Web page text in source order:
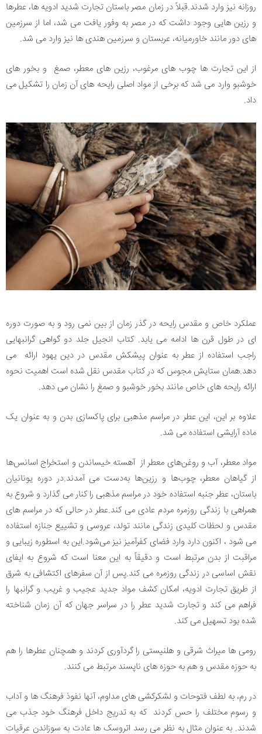
روزانه نیز وارد شدند.قبلاً در زمان مصر باستان تجارت شدید ادویه ها، عطرها
و رزین هایی وجود داشت که در مصر به وفور یافت می شد، اما از سرزمین
های دور مانند خاورمیانه، عربستان و سرزمین هندی ها نیز وارد می شد.
از این تجارت ها چوب های مرغوب، رزین های معطر، صمغ و بخور های
خوشبو وارد می شد که برخی از مواد اصلی رایحه های آن زمان را تشکیل می
داد.
عملکرد خاص و مقدس رایحه در گذر زمان از بین نمی رود و به صورت دوره
ای در طول قرن ها ادامه می یابد. کتاب انجیل جلد دو گواهی گرانبهایی
راجب استفاده از عطر به عنوان پیشکش مقدس در دین یهود ارائه می
دهد.همان ستایش مجوس که در کتاب مقدس نقل شده است اهمیت نحوه
ارائه رایحه های خاص مانند بخور خوشبو و صمغ را نشان می دهد.
علاوه بر این، این عطر در مراسم مذهبی برای پاکسازی بدن و به عنوان یک
ماده آرایشی استفاده می شد.
مواد معطر، آب و روغن‌های معطر از آهسته خیساندن و استخراج اسانس‌ها
از گیاهان معطر، چوب‌ها و رزین‌ها به‌دست می آمدند.در دوره یونانیان
باستان، عطر جنبه استفاده خود در مراسم مذهبی را کنار می گذارد و شروع به
همراهی با زندگی روزمره مردم عادی می کند.عطر در حالی که در مراسم های
مقدس و لحظات کلیدی زندگی مانند تولد، عروسی و تشییع جنازه استفاده
می شود ، اکنون دارد وارد فضای کفرآمیز نیز می‌شود.این به اسطوره زیبایی و
مراقبت از بدن مرتبط است و دقیقاً به این معنا است که شروع به ایفای
نقش اساسی در زندگی روزمره می کند.پس از آن سفرهای اکتشافی به شرق
از طریق تجارت ادویه، امکان کشف مواد جدید عجیب و غریب و گرانبها را
فراهم می کند و تجارت شدید عطر را در سراسر جهان که آن زمان شناخته
شده بود تسهیل می کند.
رومی ها میراث شرقی و هلنیستی را گردآوری کردند و همچنان عطرها را هم
به حوزه مقدس و هم به حوزه های ناپسند مرتبط می کنند.
در رم، به لطف فتوحات و لشکرکشی های مداوم، آنها نفوذ فرهنگ ها و آداب
و رسوم مختلف را حس کردند که به تدریج داخل فرهنگ خود جذب می
شدند. به عنوان مثال به نظر می رسد اتروسک ها عادت به سوزاندن عرقیات